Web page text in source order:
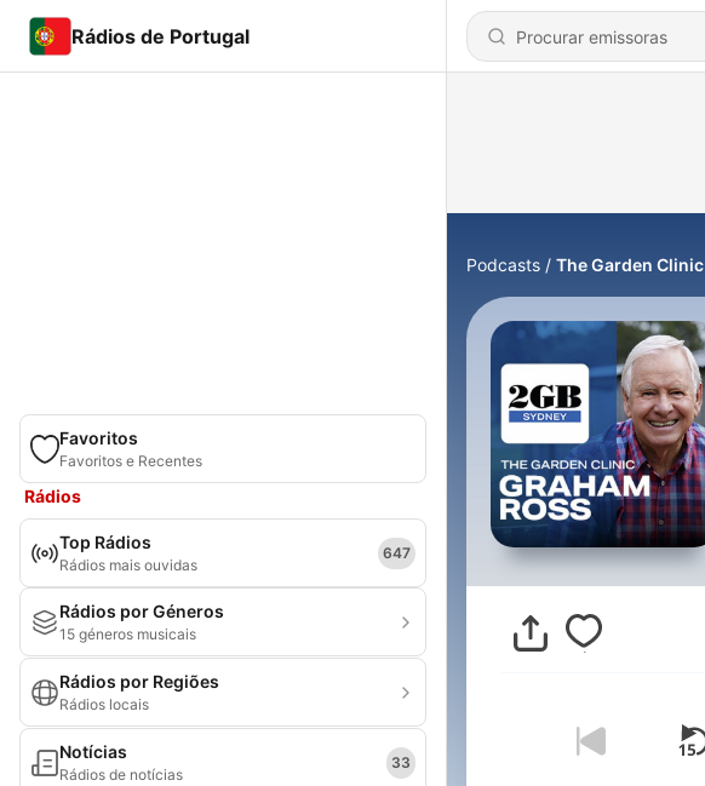
Rádios de Portugal
Favoritos
Favoritos e Recentes
Rádios
Top Rádios
Rádios mais ouvidas
647
Rádios por Géneros
15 géneros musicais
Rádios por Regiões
Rádios locais
Notícias
Rádios de notícias
33
Podcasts The Garden Clinic